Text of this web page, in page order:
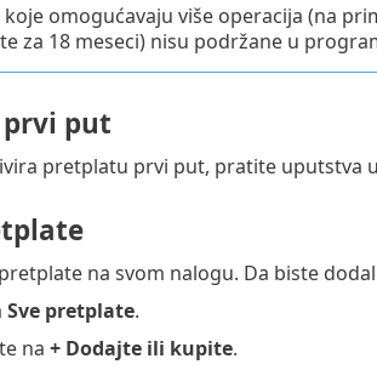
omogućavaju više operacija (na
za 18 meseci) nisu podržane u
put
pretplatu prvi put, pratite uputstva u
na svom nalogu. Da biste
Sve pretplate.
na + Dodajte ili kupite.